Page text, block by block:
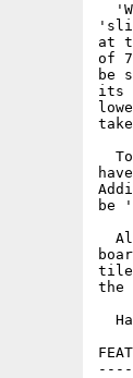
at
of
be
its
be
the